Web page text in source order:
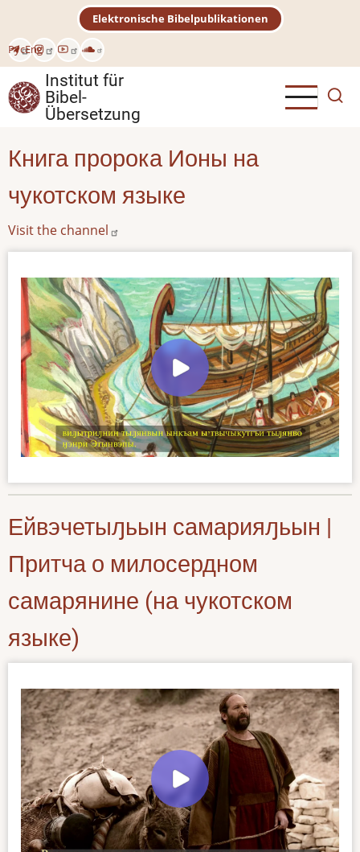
Inhalt
РусEng
Elektronische Bibelpublikationen
Institut für
Bibel-
Übersetzung
Книга пророка Ионы на
чукотском языке
Visit the channel
Ейвэчетыԓьын самарияԓьын |
Притча о милосердном
самарянине (на чукотском
языке)